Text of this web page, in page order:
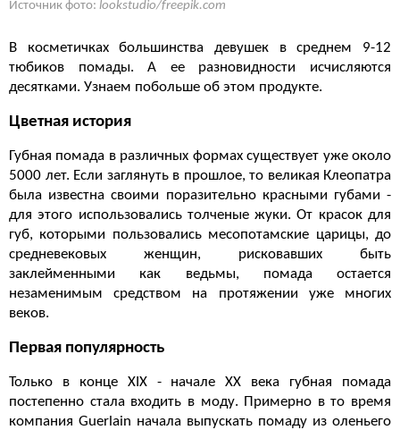
Источник фото: lookstudio/freepik.com
В косметичках большинства девушек в среднем 9-12
тюбиков помады. А ее разновидности исчисляются
десятками. Узнаем побольше об этом продукте.
Цветная история
Губная помада в различных формах существует уже около
5000 лет. Если заглянуть в прошлое, то великая Клеопатра
была известна своими поразительно красными губами -
для этого использовались толченые жуки. От красок для
губ, которыми пользовались месопотамские царицы, до
средневековых женщин, рисковавших быть
заклейменными как ведьмы, помада остается
незаменимым средством на протяжении уже многих
веков.
Первая популярность
Только в конце XIX - начале XX века губная помада
постепенно стала входить в моду. Примерно в то время
компания Guerlain начала выпускать помаду из оленьего